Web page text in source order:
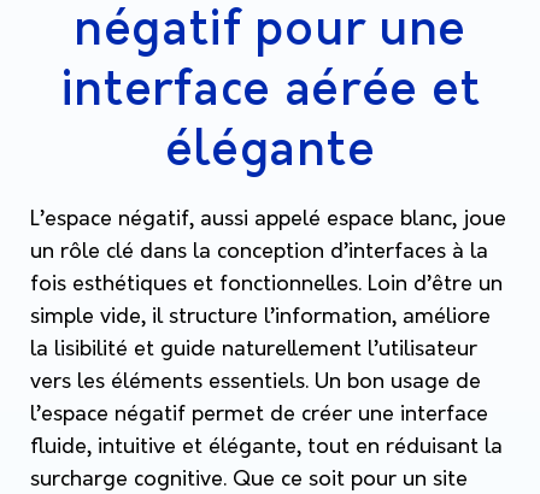
négatif pour une
interface aérée et
élégante
L’espace négatif, aussi appelé espace blanc, joue
un rôle clé dans la conception d’interfaces à la
fois esthétiques et fonctionnelles. Loin d’être un
simple vide, il structure l’information, améliore
la lisibilité et guide naturellement l’utilisateur
vers les éléments essentiels. Un bon usage de
l’espace négatif permet de créer une interface
fluide, intuitive et élégante, tout en réduisant la
surcharge cognitive. Que ce soit pour un site